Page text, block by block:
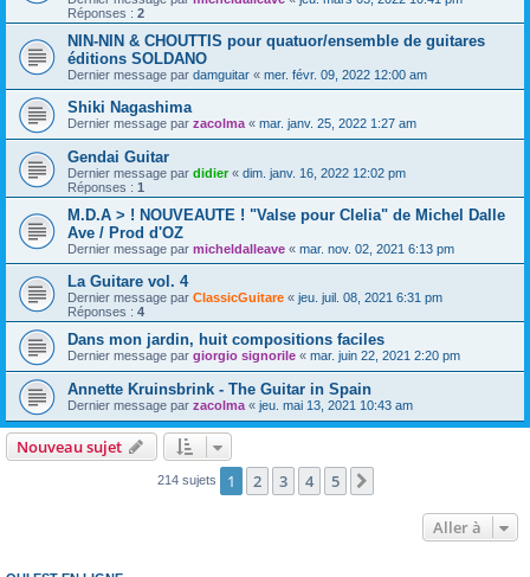
Réponses : 2
NIN-NIN & CHOUTTIS pour quatuor/ensemble de guitares
éditions SOLDANO
Dernier message par damguitar « mer. févr. 09, 2022 12:00 am
Shiki Nagashima
Dernier message par zacolma « mar. janv. 25, 2022 1:27 am
Gendai Guitar
Dernier message par didier« dim. janv. 16, 2022 12:02 pm
Réponses : 1
M.D.A > ! NOUVEAUTE ! "Valse pour Clelia" de Michel Dalle
Ave / Prod d'OZ
Dernier message par micheldalleave « mar. nov. 02, 2021 6:13 pm
La Guitare vol. 4
Dernier message par ClassicGuitare « jeu. juil. 08, 2021 6:31 pm
Réponses : 4
Dans mon jardin, huit compositions faciles
Dernier message par giorgio signorile « mar. juin 22, 2021 2:20 pm
Annette Kruinsbrink - The Guitar in Spain
Dernier message par zacolma « jeu. mai 13, 2021 10:43 am
Nouveau sujet
214 sujets 1 2 3 4 5
Aller à